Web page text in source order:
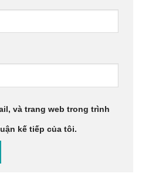
và trang web trong trình
kế tiếp của tôi.